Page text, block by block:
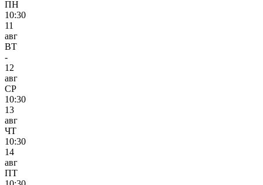
ПН
10:30
11
авг
ВТ
-
12
авг
СР
10:30
13
авг
ЧТ
10:30
14
авг
ПТ